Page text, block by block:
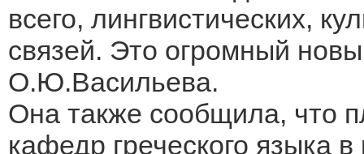
всего, лингвистических,
связей. Это огромный
О.Ю.Васильева.
Она также сообщила, что
кафедр греческого языка